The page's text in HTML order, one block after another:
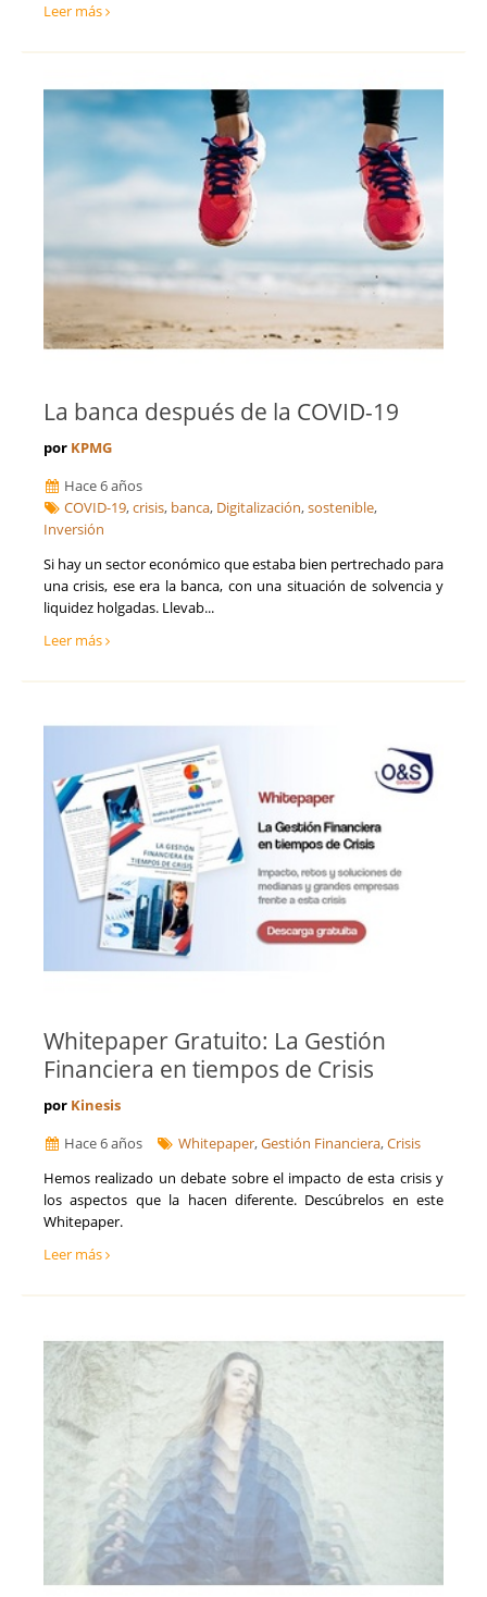
Leer más
La banca después de la COVID-19
por KPMG
Hace 6 años
COVID-19,crisis, banca, Digitalización,sostenible,
Inversión
Si hay un sector económico que estaba bien pertrechado para
una crisis, ese era la banca, con una situación de solvencia y
liquidez holgadas. Llevab...
Leer más
Whitepaper Gratuito: La Gestión
Financiera en tiempos de Crisis
por Kinesis
Hace 6 años
Whitepaper,Gestión Financiera,Crisis
Hemos realizado un debate sobre el impacto de esta crisis y
los aspectos que la hacen diferente. Descúbrelos en este
Whitepaper.
Leer más